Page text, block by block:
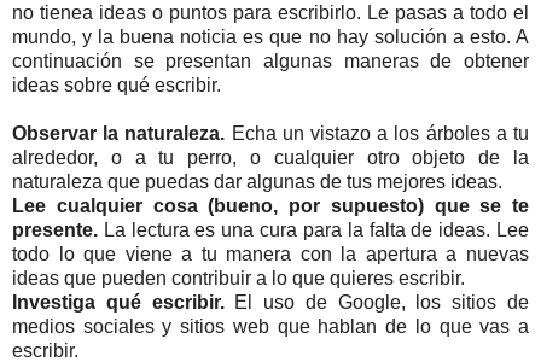
no tienea ideas o puntos para escribirlo. Le pasas a todo el
mundo, y la buena noticia es que no hay solución a esto. A
continuación se presentan algunas maneras de obtener
ideas sobre qué escribir.
Observar la naturaleza. Echa un vistazo a los árboles a tu
alrededor, o a tu perro, o cualquier otro objeto de la
naturaleza que puedas dar algunas de tus mejores ideas.
Lee cualquier cosa (bueno, por supuesto) que se te
presente. La lectura es una cura para la falta de ideas. Lee
todo lo que viene a tu manera con la apertura a nuevas
ideas que pueden contribuir a lo que quieres escribir.
Investiga qué escribir. El uso de Google, los sitios de
medios sociales y sitios web que hablan de lo que vas a
escribir.